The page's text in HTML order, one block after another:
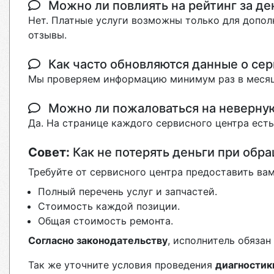
Можно ли повлиять на рейтинг за
Нет. Платные услуги возможны только для
отзывы.
Как часто обновляются данные о
Мы проверяем информацию минимум раз в
Можно ли пожаловаться на
Да. На странице каждого сервисного центра
Совет: Как не потерять деньги при
Требуйте от сервисного центра предоставить
Полный перечень услуг и запчастей.
Стоимость каждой позиции.
Общая стоимость ремонта.
Согласно законодательству, исполнитель
Так же уточните условия проведения